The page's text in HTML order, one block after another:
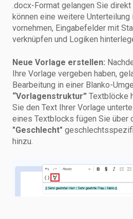
.docx-Format gelangen Sie direkt
können eine weitere Unterteilung
vornehmen, Eingabefelder mit
verknüpfen und Logiken
Neue Vorlage erstellen:
Ihre Vorlage vergeben haben,
Bearbeitung in einer Blanko-
“Vorlagenstruktur” Textblöcke
Sie den Text Ihrer Vorlage
eines Textblocks fügen Sie über
"Geschlecht"
hinzu.